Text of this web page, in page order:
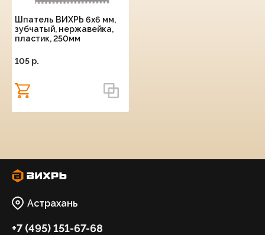
Шпатель ВИХРЬ 6х6 мм,
зубчатый, нержавейка,
пластик, 250мм
105 p.
Астрахань
+7 (495) 151-67-68